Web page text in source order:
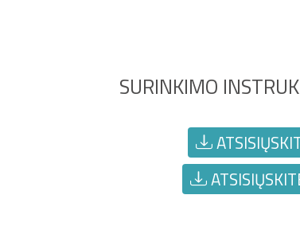
SURINKIMO